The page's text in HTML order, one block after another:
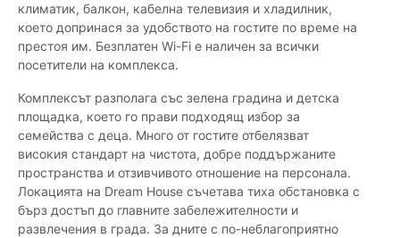
климатик, балкон, кабелна телевизия и хладилник,
което допринася за удобството на гостите по време на
престоя им. Безплатен Wi-Fi е наличен за всички
посетители на комплекса.
Комплексът разполага със зелена градина и детска
площадка, което го прави подходящ избор за
семейства с деца. Много от гостите отбелязват
високия стандарт на чистота, добре поддържаните
пространства и отзивчивото отношение на персонала.
Локацията на Dream House съчетава тиха обстановка с
бърз достъп до главните забележителности и
развлечения в града. За дните с по-неблагоприятно